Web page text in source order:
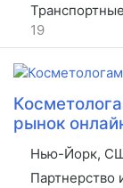
19
рынок
Нью-Йорк,
Партнерство